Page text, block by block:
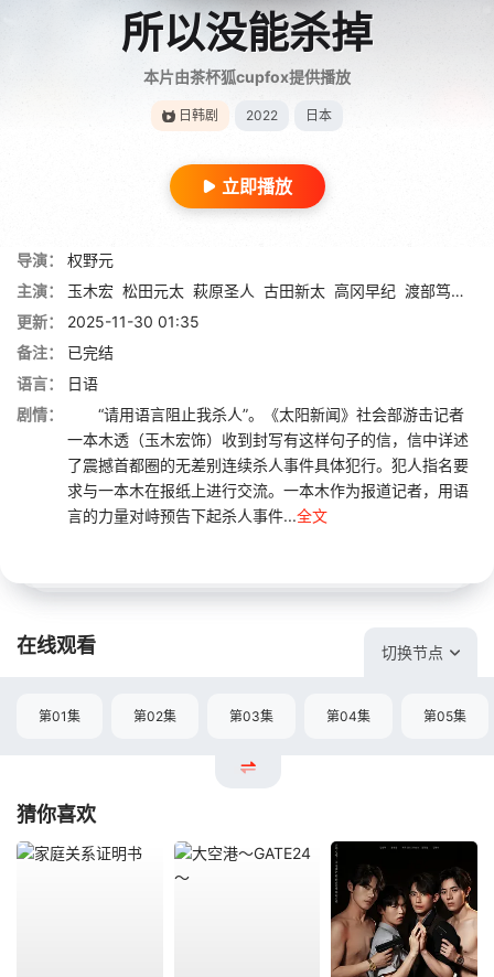
所以没能杀掉
本片由茶杯狐cupfox提供播放
日韩剧 2022 日本
立即播放
导演：
权野元
主演：
玉木宏 松田元太 萩原圣人 古田新太 高冈早纪 渡部笃郎
更新：
2025-11-30 01:35
备注：
已完结
语言：
日语
剧情：
“请用语言阻止我杀人”。《太阳新闻》社会部游击记者
一本木透（玉木宏饰）收到封写有这样句子的信，信中详述
了震撼首都圈的无差别连续杀人事件具体犯行。犯人指名要
求与一本木在报纸上进行交流。一本木作为报道记者，用语
言的力量对峙预告下起杀人事件...全文
在线观看 切换节点
第01集 第02集 第03集 第04集 第05集
猜你喜欢